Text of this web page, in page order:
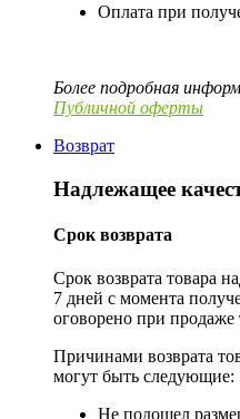
Оплата при
Более подробная
Публичной оферты
Возврат
Надлежащее
Срок возврата
Срок возврата товара
7 дней с момента
оговорено при продаже
Причинами возврата
могут быть следующие:
Не подошел